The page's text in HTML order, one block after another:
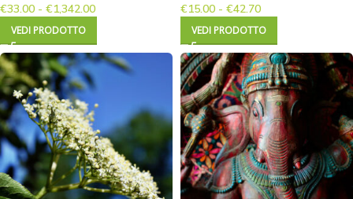
€33.00 - €1,342.00
VEDI PRODOTTO
€15.00 - €42.70
VEDI PRODOTTO